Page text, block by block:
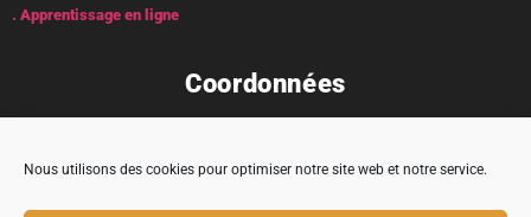
Nous utilisons des cookies pour optimiser notre site web et notre service.
. Apprentissage en ligne
Coordonnées
Adresse : 5 rue Encabane, 32430 Cologne